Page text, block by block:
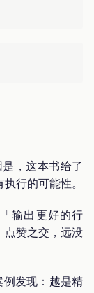
，这本书给了
行的可能性。
输出更好的行
点赞之交，远没
发现：越是精